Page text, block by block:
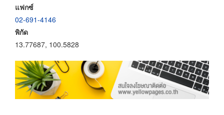
แฟกซ์
02-691-4146
พิกัด
13.77687, 100.5828